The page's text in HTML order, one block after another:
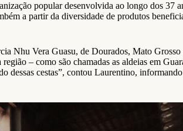
popular desenvolvida ao longo dos 37
a partir da diversidade de produtos
Nhu Vera Guasu, de Dourados, Mato
– como são chamadas as aldeias em
dessas cestas”, contou Laurentino,